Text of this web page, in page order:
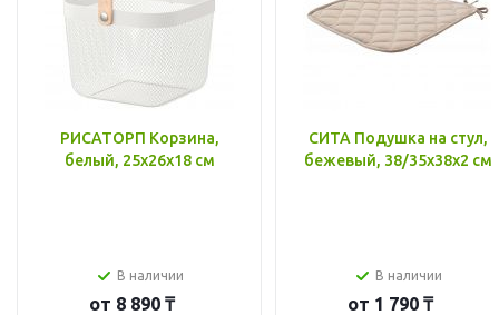
РИСАТОРП Корзина,
белый, 25x26x18 см
В наличии
от 8 890 ₸
СИТА Подушка на стул,
бежевый, 38/35x38x2 см
В наличии
от 1 790 ₸